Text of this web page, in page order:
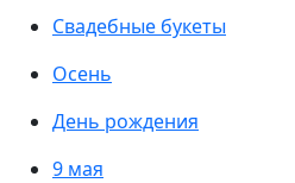
Свадебные букеты
Осень
День рождения
9 мая